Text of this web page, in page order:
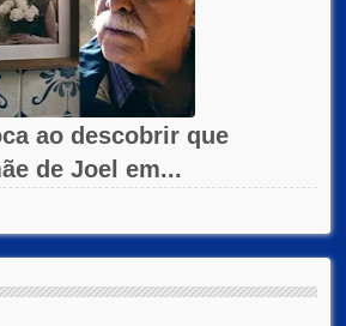
ao descobrir que
de Joel em...